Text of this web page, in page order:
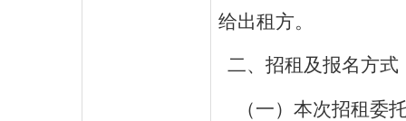
给出租方。
二、招租及报名方式
（一）本次招租委